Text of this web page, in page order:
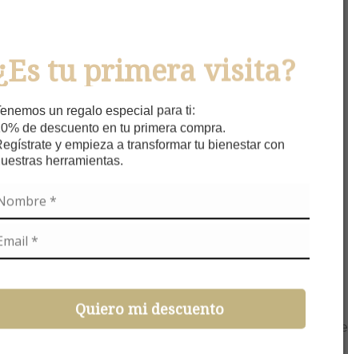
tu primera visita?
un regalo especial para ti:
de descuento en tu primera compra.
y empieza a transformar tu bienestar con
herramientas.
Quiero mi descuento
la repetición de afirmaciones influye en la actividad
a la motivación, la autovaloración y la regulación
alma.”
anotar tus afirmaciones cada mañana
sagrados y afirmaciones
Crear una rutina de día es una forma poderosa de